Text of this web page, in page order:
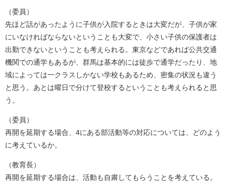
（委員）
先ほど話があったように子供が入院するときは大変だが、子供が家
にいなければならないということも大変で、小さい子供の保護者は
出勤できないということも考えられる。東京などであれば公共交通
機関での通学もあるが、群馬は基本的には徒歩で通学だったり、地
域によっては一クラスしかない学校もあるため、密集の状況も違う
と思う。あとは曜日で分けて登校するということも考えられると思
う。
（委員）
再開を延期する場合、4にある部活動等の対応については、どのよう
に考えているか。
（教育長）
再開を延期する場合は、活動も自粛してもらうことを考えている。